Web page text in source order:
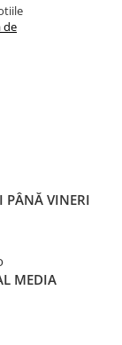
de
VINERI
MEDIA